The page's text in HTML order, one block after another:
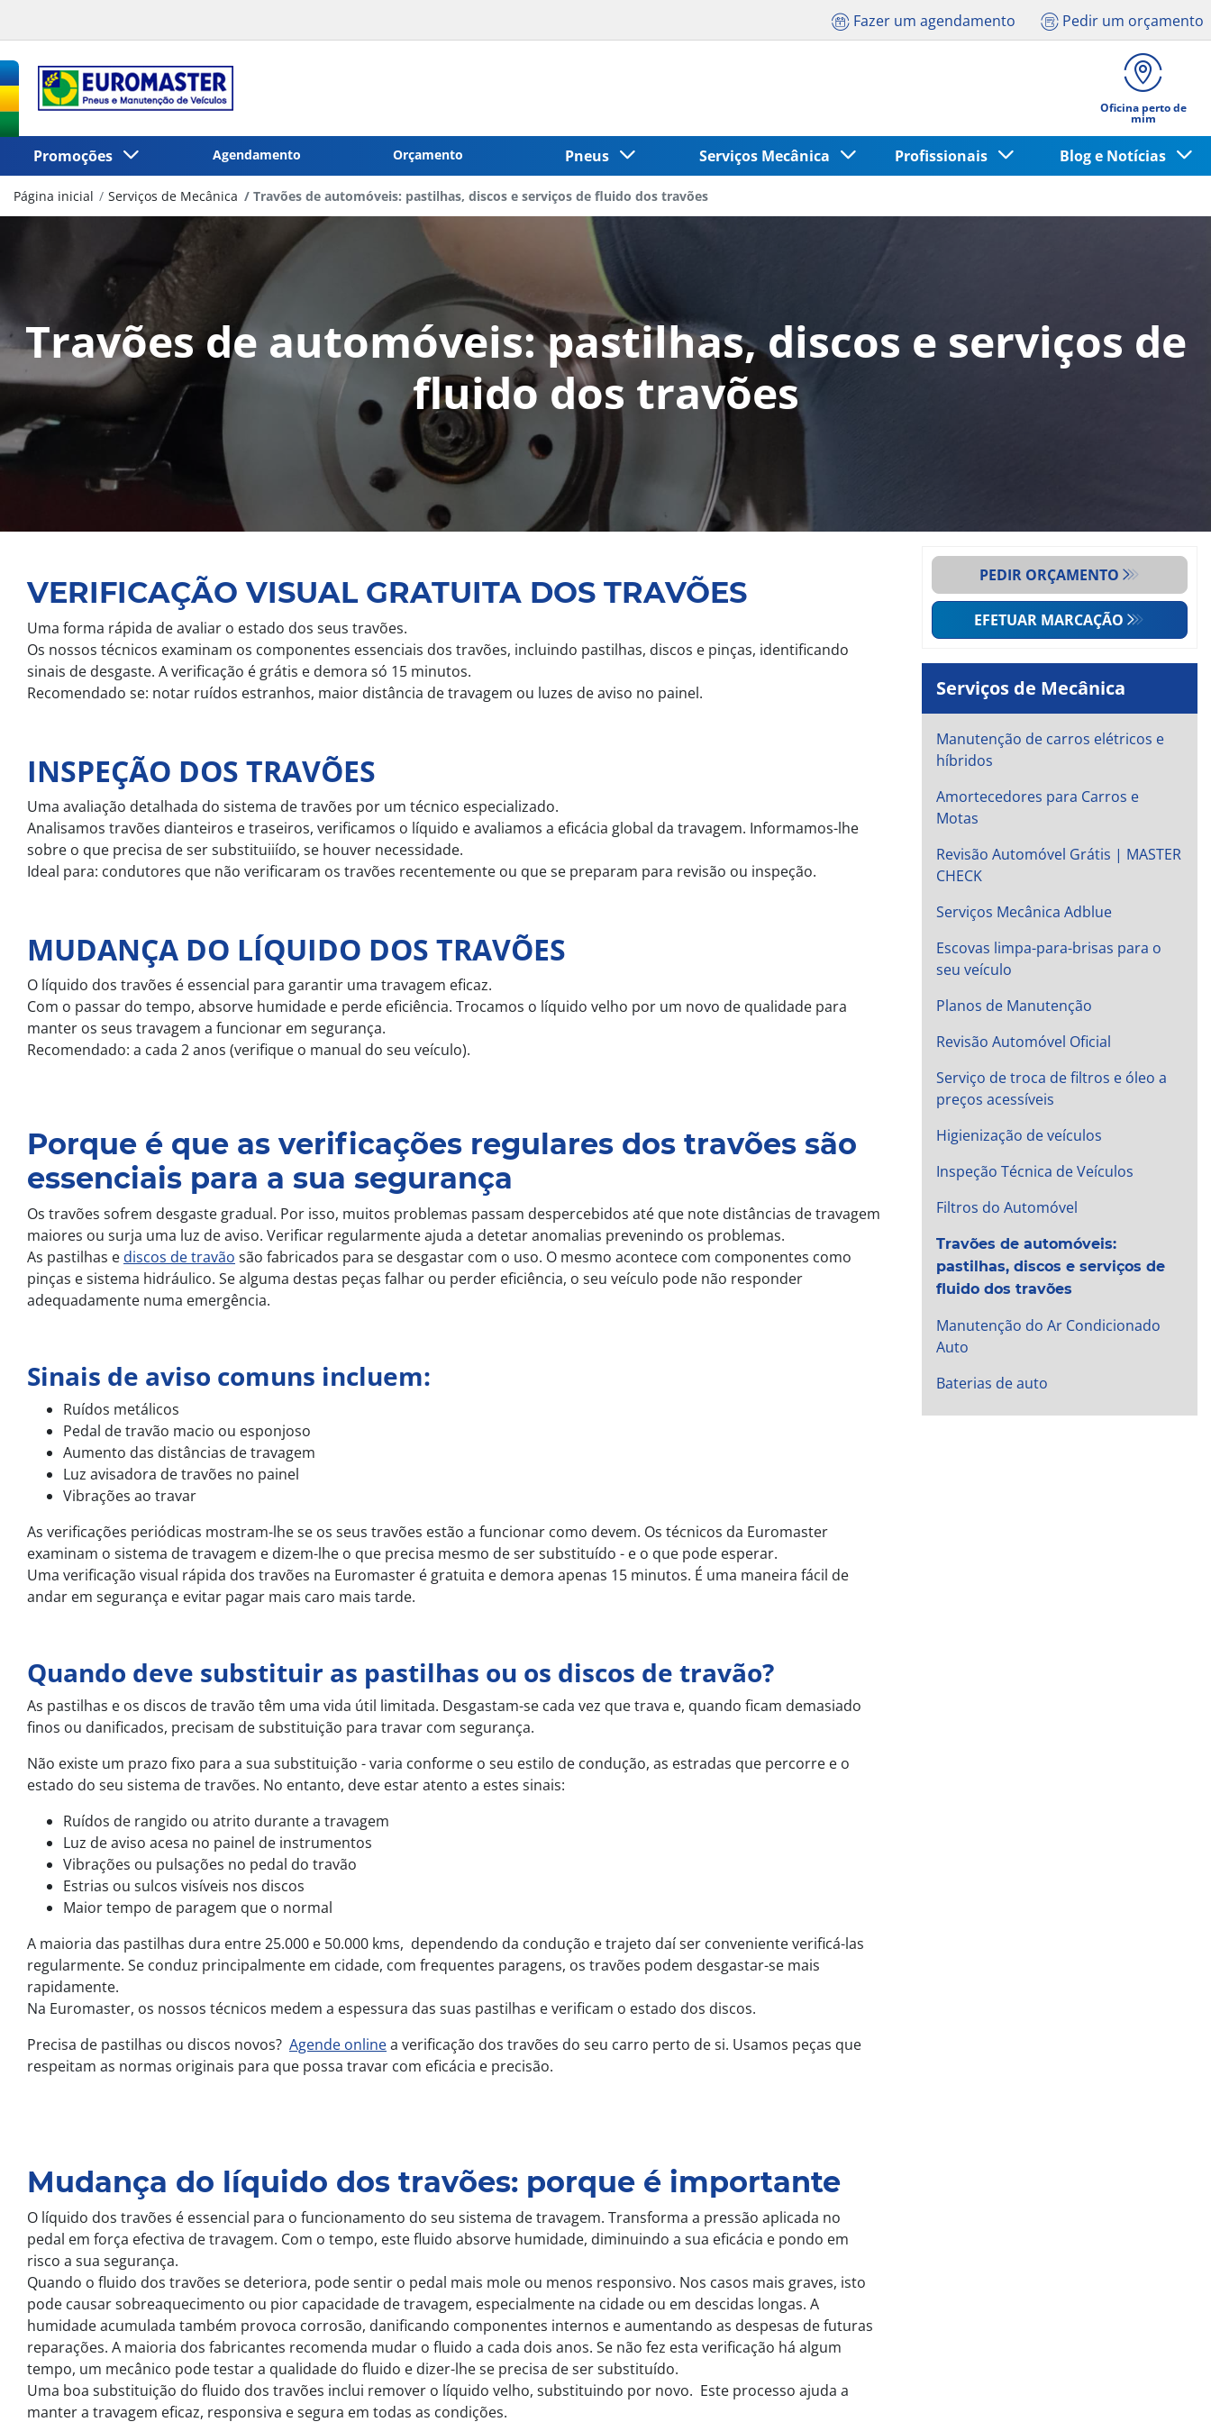
Fazer um agendamento Pedir um orçamento
Oficina perto de
mim
Promoções Agendamento Orçamento Pneus Serviços Mecânica Profissionais Blog e Notícias
Página inicial Serviços de Mecânica Travões de automóveis: pastilhas, discos e serviços de fluido dos travões
Travões de automóveis: pastilhas, discos e serviços de
fluido dos travões
PEDIR ORÇAMENTO
EFETUAR MARCAÇÃO
Serviços de Mecânica
Manutenção de carros elétricos e
híbridos
Amortecedores para Carros e
Motas
Revisão Automóvel Grátis | MASTER
CHECK
Serviços Mecânica Adblue
Escovas limpa-para-brisas para o
seu veículo
Planos de Manutenção
Revisão Automóvel Oficial
Serviço de troca de filtros e óleo a
preços acessíveis
Higienização de veículos
Inspeção Técnica de Veículos
Filtros do Automóvel
Travões de automóveis:
pastilhas, discos e serviços de
fluido dos travões
Manutenção do Ar Condicionado
Auto
Baterias de auto
VERIFICAÇÃO VISUAL GRATUITA DOS TRAVÕES
Uma forma rápida de avaliar o estado dos seus travões.
Os nossos técnicos examinam os componentes essenciais dos travões, incluindo pastilhas, discos e pinças, identificando
sinais de desgaste. A verificação é grátis e demora só 15 minutos.
Recomendado se: notar ruídos estranhos, maior distância de travagem ou luzes de aviso no painel.
INSPEÇÃO DOS TRAVÕES
Uma avaliação detalhada do sistema de travões por um técnico especializado.
Analisamos travões dianteiros e traseiros, verificamos o líquido e avaliamos a eficácia global da travagem. Informamos-lhe
sobre o que precisa de ser substituiiído, se houver necessidade.
Ideal para: condutores que não verificaram os travões recentemente ou que se preparam para revisão ou inspeção.
MUDANÇA DO LÍQUIDO DOS TRAVÕES
O líquido dos travões é essencial para garantir uma travagem eficaz.
Com o passar do tempo, absorve humidade e perde eficiência. Trocamos o líquido velho por um novo de qualidade para
manter os seus travagem a funcionar em segurança.
Recomendado: a cada 2 anos (verifique o manual do seu veículo).
Porque é que as verificações regulares dos travões são
essenciais para a sua segurança
Os travões sofrem desgaste gradual. Por isso, muitos problemas passam despercebidos até que note distâncias de travagem
maiores ou surja uma luz de aviso. Verificar regularmente ajuda a detetar anomalias prevenindo os problemas.
As pastilhas e discos de travão são fabricados para se desgastar com o uso. O mesmo acontece com componentes como
pinças e sistema hidráulico. Se alguma destas peças falhar ou perder eficiência, o seu veículo pode não responder
adequadamente numa emergência.
Sinais de aviso comuns incluem:
Ruídos metálicos
Pedal de travão macio ou esponjoso
Aumento das distâncias de travagem
Luz avisadora de travões no painel
Vibrações ao travar
As verificações periódicas mostram-lhe se os seus travões estão a funcionar como devem. Os técnicos da Euromaster
examinam o sistema de travagem e dizem-lhe o que precisa mesmo de ser substituído - e o que pode esperar.
Uma verificação visual rápida dos travões na Euromaster é gratuita e demora apenas 15 minutos. É uma maneira fácil de
andar em segurança e evitar pagar mais caro mais tarde.
Quando deve substituir as pastilhas ou os discos de travão?
As pastilhas e os discos de travão têm uma vida útil limitada. Desgastam-se cada vez que trava e, quando ficam demasiado
finos ou danificados, precisam de substituição para travar com segurança.
Não existe um prazo fixo para a sua substituição - varia conforme o seu estilo de condução, as estradas que percorre e o
estado do seu sistema de travões. No entanto, deve estar atento a estes sinais:
Ruídos de rangido ou atrito durante a travagem
Luz de aviso acesa no painel de instrumentos
Vibrações ou pulsações no pedal do travão
Estrias ou sulcos visíveis nos discos
Maior tempo de paragem que o normal
A maioria das pastilhas dura entre 25.000 e 50.000 kms, dependendo da condução e trajeto daí ser conveniente verificá-las
regularmente. Se conduz principalmente em cidade, com frequentes paragens, os travões podem desgastar-se mais
rapidamente.
Na Euromaster, os nossos técnicos medem a espessura das suas pastilhas e verificam o estado dos discos.
Precisa de pastilhas ou discos novos? Agende onlinea verificação dos travões do seu carro perto de si. Usamos peças que
respeitam as normas originais para que possa travar com eficácia e precisão.
Mudança do líquido dos travões: porque é importante
O líquido dos travões é essencial para o funcionamento do seu sistema de travagem. Transforma a pressão aplicada no
pedal em força efectiva de travagem. Com o tempo, este fluido absorve humidade, diminuindo a sua eficácia e pondo em
risco a sua segurança.
Quando o fluido dos travões se deteriora, pode sentir o pedal mais mole ou menos responsivo. Nos casos mais graves, isto
pode causar sobreaquecimento ou pior capacidade de travagem, especialmente na cidade ou em descidas longas. A
humidade acumulada também provoca corrosão, danificando componentes internos e aumentando as despesas de futuras
reparações. A maioria dos fabricantes recomenda mudar o fluido a cada dois anos. Se não fez esta verificação há algum
tempo, um mecânico pode testar a qualidade do fluido e dizer-lhe se precisa de ser substituído.
Uma boa substituição do fluido dos travões inclui remover o líquido velho, substituindo por novo. Este processo ajuda a
manter a travagem eficaz, responsiva e segura em todas as condições.